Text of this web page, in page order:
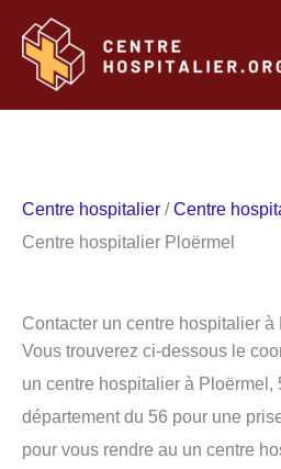
contenu
Centre hospitalier /Centre
Centre hospitalier Ploërmel
Contacter un centre hospitalier
Vous trouverez ci-dessous le
un centre hospitalier à Ploërmel,
département du 56 pour une
pour vous rendre au un centre